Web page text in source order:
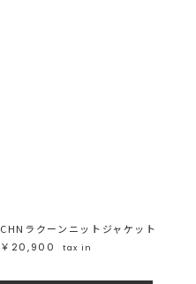
CHNラクーンニットジャケット
￥20,900
tax in